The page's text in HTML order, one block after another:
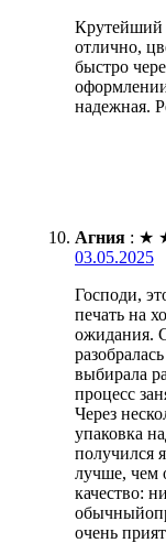
Крутейший
отлично,
быстро
надежная.
Агния : ★
03.05.2025
Господи,
печать на
ожидания.
выбирала
процесс
Через
упаковка
получился
лучше, чем
качество:
очень